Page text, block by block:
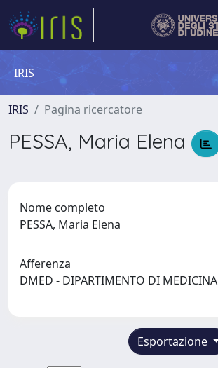
IRIS
IRIS Pagina ricercatore
PESSA, Maria Elena
Nome completo
PESSA, Maria Elena
Afferenza
DMED - DIPARTIMENTO DI MEDICINA
Esportazione